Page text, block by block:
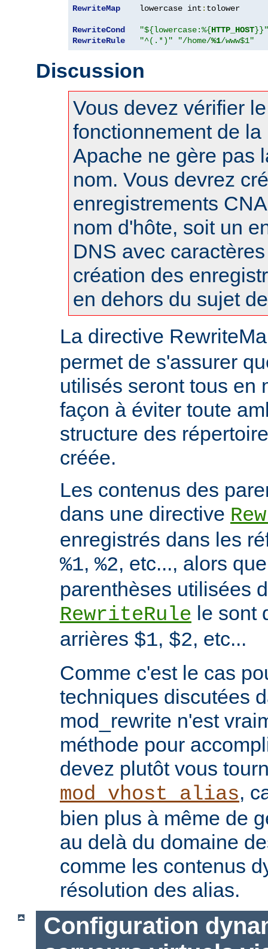
RewriteMap
    lowercase int
: tolower
RewriteCond "${lowercase:%{HTTP_HOST}}"
RewriteRule
"^(.*)" "/home/%1/www$1"
Discussion
Vous devez vérifier
fonctionnement de
Apache ne gère pas
nom. Vous devrez
enregistrements
nom d'hôte, soit un
DNS avec
création des
en dehors du sujet
La directive
permet de s'assurer
utilisés seront tous en
façon à éviter toute
structure des
créée.
Les contenus des
dans une directive
enregistrés dans les
%1, %2, etc..., alors
parenthèses utilisées
RewriteRule le sont
arrières $1, $2, etc...
Comme c'est le cas
techniques discutées
mod_rewrite n'est
méthode pour
devez plutôt vous
mod_vhost_alias,
bien plus à même de
au delà du domaine
comme les contenus
résolution des alias.
Configuration